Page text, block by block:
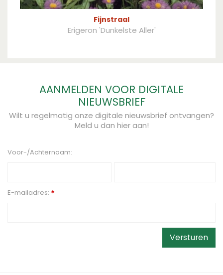
Fijnstraal
Erigeron 'Dunkelste Aller'
AANMELDEN VOOR DIGITALE
NIEUWSBRIEF
Wilt u regelmatig onze digitale nieuwsbrief ontvangen?
Meld u dan hier aan!
Voor-/Achternaam:
E-mailadres: *